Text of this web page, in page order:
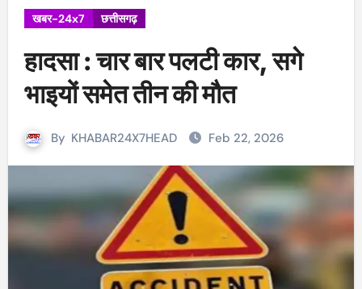
खबर-24x7 छत्तीसगढ़
हादसा : चार बार पलटी कार, सगे
भाइयों समेत तीन की मौत
By KHABAR24X7HEAD Feb 22, 2026